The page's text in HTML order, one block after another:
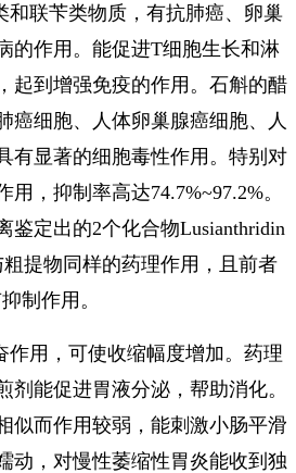
和联苄类物质，有抗肺癌、卵巢
的作用。能促进T细胞生长和淋
起到增强免疫的作用。石斛的醋
癌细胞、人体卵巢腺癌细胞、人
有显著的细胞毒性作用。特别对
，抑制率高达74.7%~97.2%。
鉴定出的2个化合物Lusianthridin
粗提物同样的药理作用，且前者
制作用。
作用，可使收缩幅度增加。药理
剂能促进胃液分泌，帮助消化。
似而作用较弱，能刺激小肠平滑
动，对慢性萎缩性胃炎能收到独